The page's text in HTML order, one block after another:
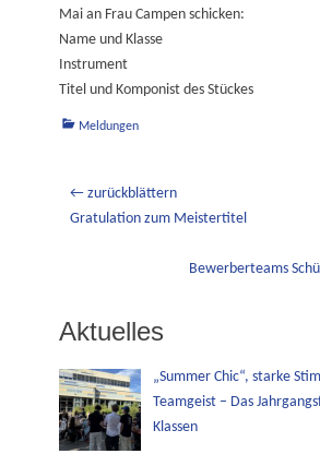
Mai an Frau Campen schicken:
Name und Klasse
Instrument
Titel und Komponist des Stückes
Kategorien
Meldungen
Beitragsnavigation
← zurückblättern
Vorheriger
Gratulation zum Meistertitel
Bewerberteams
Aktuelles
„Summer Chic“, starke
Teamgeist – Das
Klassen